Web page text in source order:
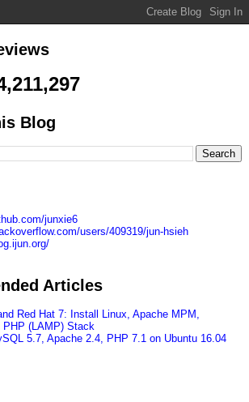
Blog
junxie6
users/409319/jun-hsieh
Articles
Red Hat 7: Install Linux, Apache MPM,
PHP (LAMP) Stack
5.7, Apache 2.4, PHP 7.1 on Ubuntu 16.04